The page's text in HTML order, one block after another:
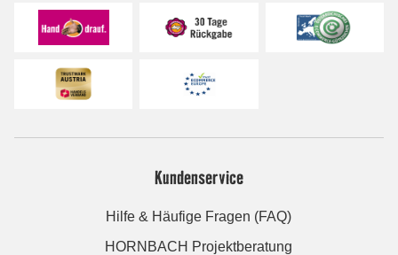
Kundenservice
Hilfe & Häufige Fragen (FAQ)
HORNBACH Projektberatung